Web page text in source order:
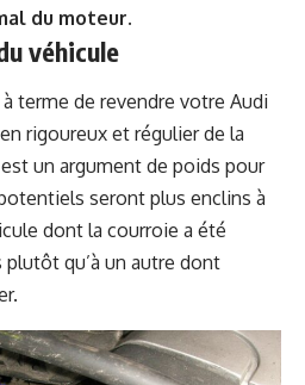
du moteur.
véhicule
terme de revendre votre Audi
rigoureux et régulier de la
un argument de poids pour
seront plus enclins à
dont la courroie a été
qu’à un autre dont